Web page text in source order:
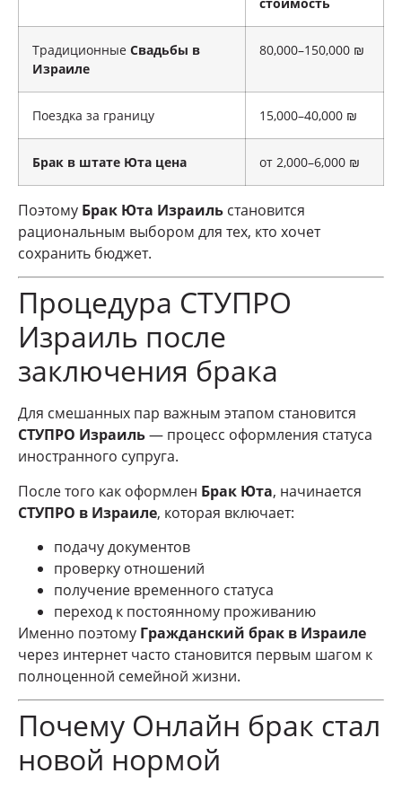
Традиционные Свадьбы в
Израиле
80,000–150,000 ₪
Поездка за границу 15,000–40,000 ₪
Брак в штате Юта цена от 2,000–6,000 ₪
Поэтому Брак Юта Израиль становится
рациональным выбором для тех, кто хочет
сохранить бюджет.
Процедура СТУПРО
Израиль после
заключения брака
Для смешанных пар важным этапом становится
СТУПРО Израиль— процесс оформления статуса
иностранного супруга.
После того как оформлен Брак Юта, начинается
СТУПРО в Израиле, которая включает:
подачу документов
проверку отношений
получение временного статуса
переход к постоянному проживанию
Именно поэтому Гражданский брак в Израиле
через интернет часто становится первым шагом к
полноценной семейной жизни.
Почему Онлайн брак стал
новой нормой